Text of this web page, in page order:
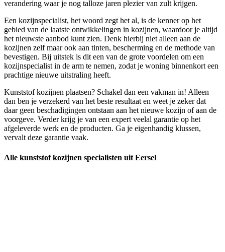
verandering waar je nog talloze jaren plezier van zult krijgen.
Een kozijnspecialist, het woord zegt het al, is de kenner op het
gebied van de laatste ontwikkelingen in kozijnen, waardoor je altijd
het nieuwste aanbod kunt zien. Denk hierbij niet alleen aan de
kozijnen zelf maar ook aan tinten, bescherming en de methode van
bevestigen. Bij uitstek is dit een van de grote voordelen om een
kozijnspecialist in de arm te nemen, zodat je woning binnenkort een
prachtige nieuwe uitstraling heeft.
Kunststof kozijnen plaatsen? Schakel dan een vakman in! Alleen
dan ben je verzekerd van het beste resultaat en weet je zeker dat
daar geen beschadigingen ontstaan aan het nieuwe kozijn of aan de
voorgeve. Verder krijg je van een expert veelal garantie op het
afgeleverde werk en de producten. Ga je eigenhandig klussen,
vervalt deze garantie vaak.
Alle kunststof kozijnen specialisten uit Eersel